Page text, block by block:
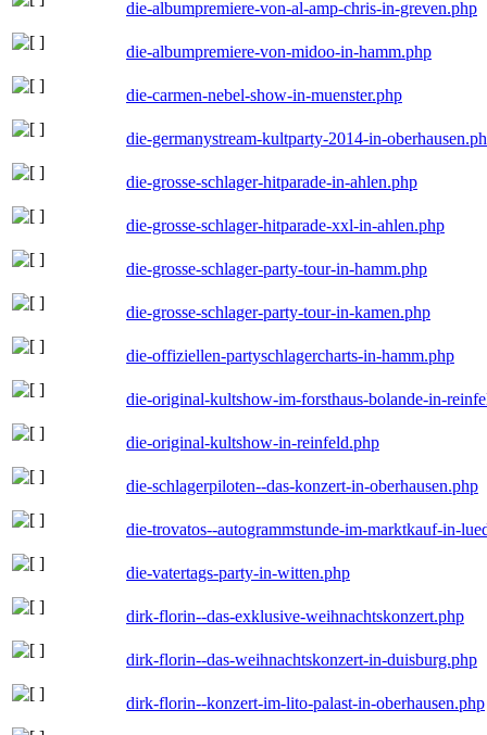
die-albumpremiere-von-al-amp-chris-in-greven.php
die-albumpremiere-von-midoo-in-hamm.php
die-carmen-nebel-show-in-muenster.php
die-germanystream-kultparty-2014-in-
die-grosse-schlager-hitparade-in-ahlen.php
die-grosse-schlager-hitparade-xxl-in-ahlen.php
die-grosse-schlager-party-tour-in-hamm.php
die-grosse-schlager-party-tour-in-kamen.php
die-offiziellen-partyschlagercharts-in-hamm.php
die-original-kultshow-im-forsthaus-bolande-in-
die-original-kultshow-in-reinfeld.php
die-schlagerpiloten--das-konzert-in-oberhausen.php
die-trovatos--autogrammstunde-im-marktkauf-in-
die-vatertags-party-in-witten.php
dirk-florin--das-exklusive-weihnachtskonzert.php
dirk-florin--das-weihnachtskonzert-in-duisburg.php
dirk-florin--konzert-im-lito-palast-in-oberhausen.php